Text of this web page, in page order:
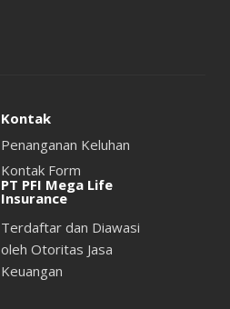
Kontak
Penanganan Keluhan
Kontak Form
PT PFI Mega Life
Insurance
Terdaftar dan Diawasi
oleh Otoritas Jasa
Keuangan